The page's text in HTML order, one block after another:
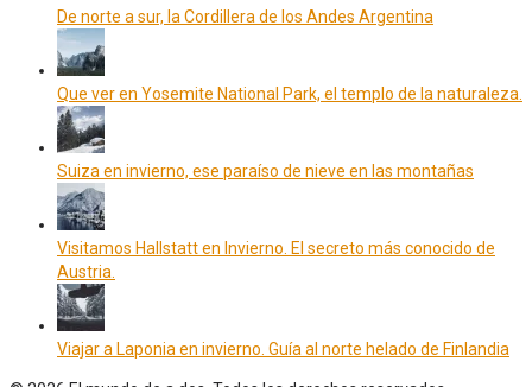
De norte a sur, la Cordillera de los Andes Argentina
Que ver en Yosemite National Park, el templo de la naturaleza.
Suiza en invierno, ese paraíso de nieve en las montañas
Visitamos Hallstatt en Invierno. El secreto más conocido de
Austria.
Viajar a Laponia en invierno. Guía al norte helado de Finlandia